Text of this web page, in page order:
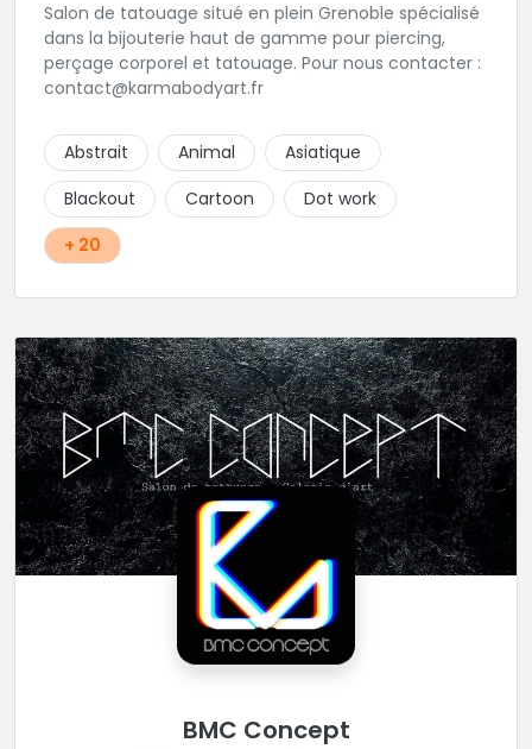
Salon de tatouage situé en plein Grenoble spécialisé
dans la bijouterie haut de gamme pour piercing,
perçage corporel et tatouage. Pour nous contacter :
contact@karmabodyart.fr
Abstrait Animal
Asiatique
Blackout
Cartoon
Dot work
+ 20
BMC Concept